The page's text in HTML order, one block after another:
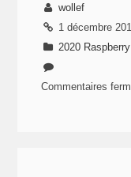
wollef
1 décembre
2020
Commentaires